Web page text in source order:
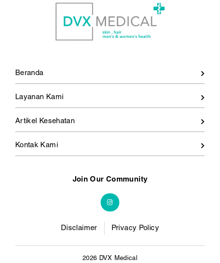
Beranda
Layanan Kami
Artikel Kesehatan
Kontak Kami
Join Our Community
Disclaimer Privacy Policy
2026 DVX Medical